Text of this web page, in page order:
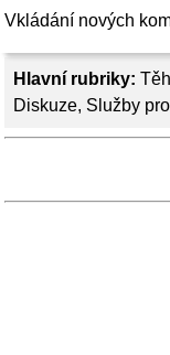
Hlavní rubriky:
Diskuze, Služby
Vkládání nových